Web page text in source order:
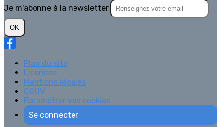
Je m'abonne à la newsletter
OK
Plan du site
Licences
Mentions légales
CGUV
Paramétrer vos cookies
Se connecter